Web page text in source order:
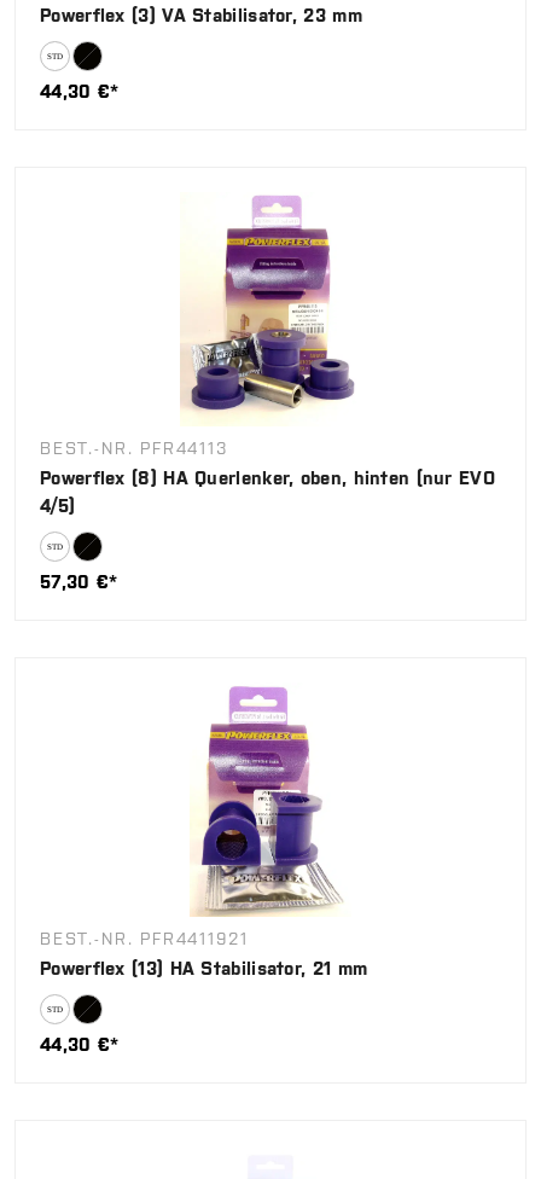
Powerflex (3) VA Stabilisator, 23 mm
44,30 €*
BEST.-NR. PFR44113
Powerflex (8) HA Querlenker, oben, hinten (nur EVO
4/5)
57,30 €*
BEST.-NR. PFR4411921
Powerflex (13) HA Stabilisator, 21 mm
44,30 €*